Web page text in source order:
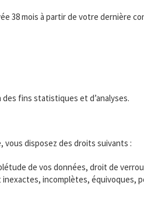
38 mois à partir de votre dernière
fins statistiques et d’analyses.
disposez des droits suivants :
de vos données, droit de
inexactes, incomplètes, équivoques,